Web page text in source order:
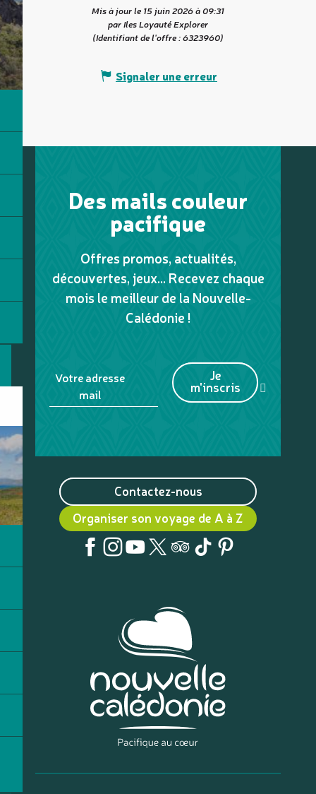
Mis à jour le 15 juin 2026 à 09:31
par Iles Loyauté Explorer
(Identifiant de l'offre :6323960)
Signaler une erreur
Des mails couleur
pacifique
Offres promos, actualités,
découvertes, jeux... Recevez chaque
mois le meilleur de la Nouvelle-
Calédonie !
Votre adresse
mail
Je
m'inscris
Contactez-nous
Organiser son voyage de A à Z